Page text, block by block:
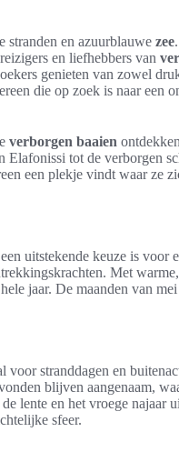
stranden en azuurblauwe zee
en liefhebbers van
genieten van zowel
die op zoek is naar een
verborgen baaien
tot de verborgen
een plekje vindt waar ze
uitstekende keuze is voor
Met
jaar. De maanden van
voor stranddagen en
blijven aangenaam,
lente en het vroege najaar
sfeer.